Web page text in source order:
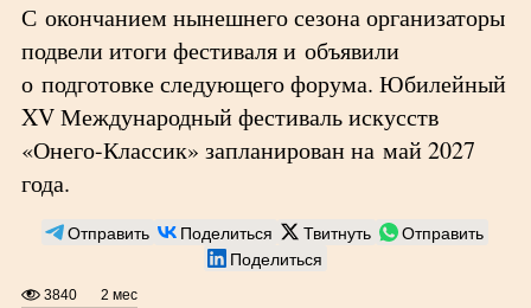
С окончанием нынешнего сезона организаторы
подвели итоги фестиваля и объявили
о подготовке следующего форума. Юбилейный
XV Международный фестиваль искусств
«Онего-Классик» запланирован на май 2027
года.
Отправить Поделиться Твитнуть
Отправить
Поделиться
3840 2 мес